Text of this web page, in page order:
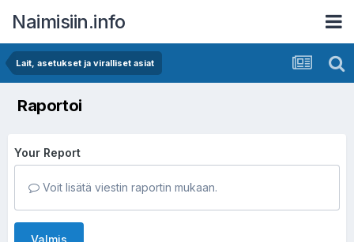
Naimisiin.info
Lait, asetukset ja viralliset asiat
Raportoi
Your Report
Voit lisätä viestin raportin mukaan.
Valmis